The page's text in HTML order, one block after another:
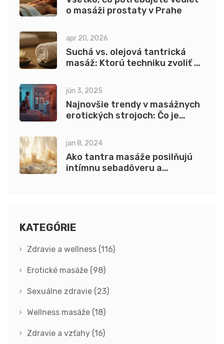
o masáži prostaty v Prahe
apr 20, 2026
Suchá vs. olejová tantrická
masáž: Ktorú techniku zvoliť a
jún 3, 2025
Najnovšie trendy v masážnych
erotických strojoch: Čo je
jan 8, 2024
Ako tantra masáže posilňujú
intímnu sebadôveru a
KATEGÓRIE
Zdravie a wellness (116)
Erotické masáže (98)
Sexuálne zdravie (23)
Wellness masáže (18)
Zdravie a vzťahy (16)